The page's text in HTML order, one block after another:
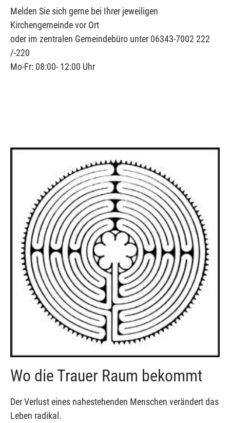
Melden Sie sich gerne bei Ihrer jeweiligen
Kirchengemeinde vor Ort
oder im zentralen Gemeindebüro unter 06343-7002 222
/-220
Mo-Fr: 08:00- 12:00 Uhr
Wo die Trauer Raum bekommt
Der Verlust eines nahestehenden Menschen verändert das
Leben radikal.